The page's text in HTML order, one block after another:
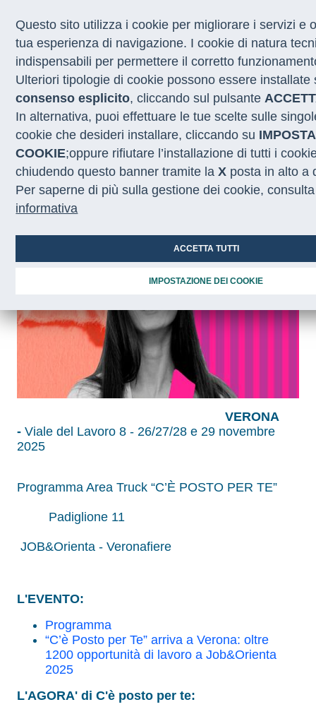
CHI SIAMO
COSA FACCIAMO
I NOSTRI SERVIZI
MEDIA
CON LE REGIONI
Home / Truck tour / Verona
VERONA
- Viale del Lavoro 8 - 26/27/28 e 29 novembre
2025
Programma Area Truck “C’È POSTO PER TE”
Padiglione 11
JOB&Orienta - Veronafiere
L'EVENTO:
Programma
“C’è Posto per Te” arriva a Verona: oltre
1200 opportunità di lavoro a Job&Orienta
2025
L'AGORA' di C'è posto per te:
Questo sito utilizza i cookie per migliorare i servizi e
tua esperienza di navigazione. I cookie di natura
indispensabili per permettere il corretto
Ulteriori tipologie di cookie possono essere installate
consenso esplicito, cliccando sul pulsante
In alternativa, puoi effettuare le tue scelte sulle
cookie che desideri installare, cliccando su
COOKIE;oppure rifiutare l’installazione di tutti i
chiudendo questo banner tramite laX posta in alto a
Per saperne di più sulla gestione dei cookie,
informativa
ACCETTA TUTTI
IMPOSTAZIONE DEI COOKIE